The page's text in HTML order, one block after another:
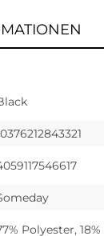
Polyester,